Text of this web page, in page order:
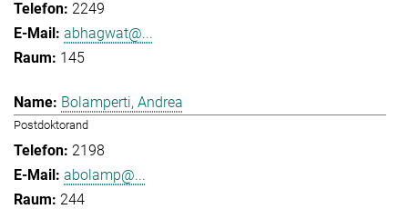
2249
abhagwat@...
145
Bolamperti, Andrea
Postdoktorand
2198
abolamp@...
244